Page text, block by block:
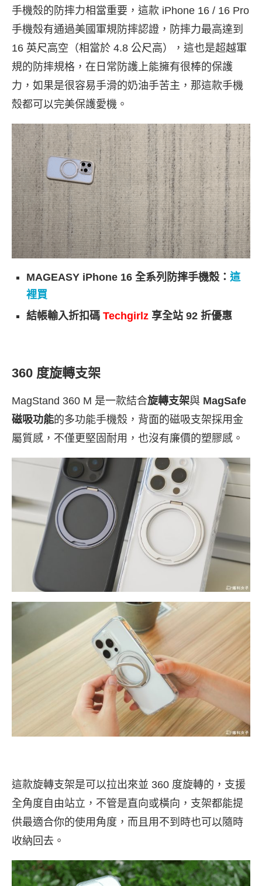
手機殼的防摔力相當重要，這款 iPhone 16 / 16 Pro
手機殼有通過美國軍規防摔認證，防摔力最高達到
16 英尺高空（相當於 4.8 公尺高），這也是超越軍
規的防摔規格，在日常防護上能擁有很棒的保護
力，如果是很容易手滑的奶油手苦主，那這款手機
殼都可以完美保護愛機。
MAGEASY iPhone 16 全系列防摔手機殼： 這
裡買
結帳輸入折扣碼 Techgirlz 享全站 92 折優惠
360 度旋轉支架
MagStand 360 M 是一款結合旋轉支架與 MagSafe
磁吸功能的多功能手機殼，背面的磁吸支架採用金
屬質感，不僅更堅固耐用，也沒有廉價的塑膠感。
這款旋轉支架是可以拉出來並 360 度旋轉的，支援
全角度自由站立，不管是直向或橫向，支架都能提
供最適合你的使用角度，而且用不到時也可以隨時
收納回去。